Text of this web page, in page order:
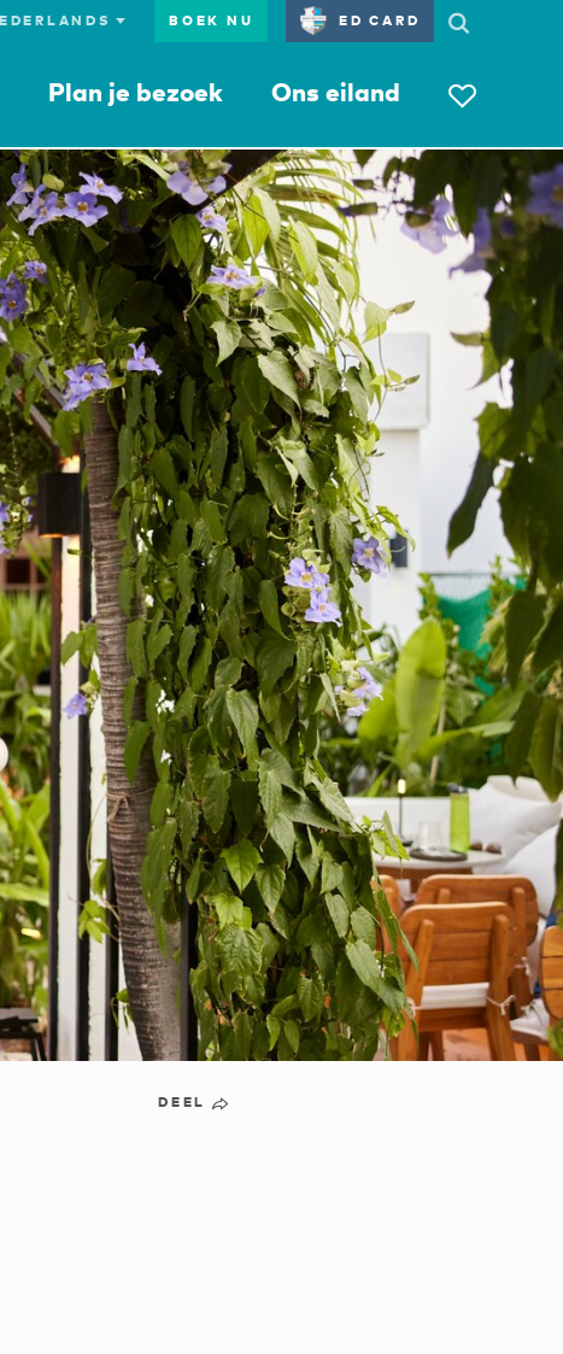
BOEK NU ED CARD
Plan je bezoek Ons eiland
DEEL